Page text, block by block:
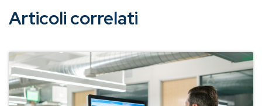
Articoli correlati